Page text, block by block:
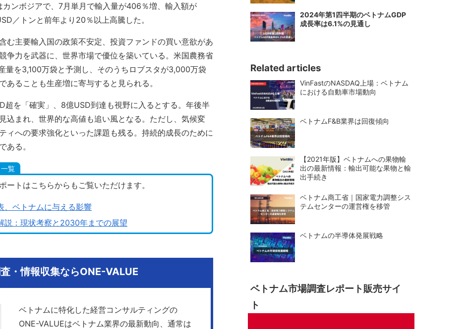
カンボジアで、7月単月で輸入量が406％増、輸入額が
／トンと前年より20％以上高騰した。
む主要輸入国の政策不安定、投資ファンドの買い意欲があ
争力を武器に、世界市場で優位を築いている。米国農務省
量を3,100万袋と予測し、そのうちロブスタが3,000万袋
ることも生産増に寄与すると見られる。
を「確実」、8億USD到達も視野に入るとする。年後半
込まれ、世界的な高値も追い風となる。ただし、気候変
ィへの要求強化といった課題も残る。持続的成長のために
ある。
覧
トはこちらからもご覧いただけます。
、ベトナムに与える影響
説：現状考察と2030年までの展望
・情報収集ならONE-VALUE
ベトナムに特化した経営コンサルティングの
ONE-VALUEはベトナム業界の最新動向、通常は
2024年第1四半期のベトナムGDP
成長率は6.1%の見通し
Related articles
VinFastのNASDAQ上場：ベトナム
における自動車市場動向
ベトナムF&B業界は回復傾向
【2021年版】ベトナムへの果物輸
出の最新情報：輸出可能な果物と輸
出手続き
ベトナム商工省｜国家電力調整シス
テムセンターの運営権を移管
ベトナムの半導体発展戦略
ベトナム市場調査レポート販売サイ
ト